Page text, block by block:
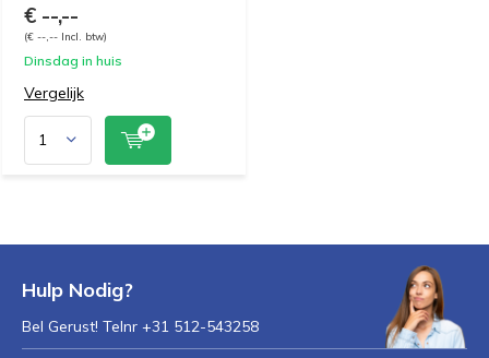
€ --,--
(€ --,-- Incl. btw)
Dinsdag in huis
Vergelijk
Hulp Nodig?
Bel Gerust! Telnr +31 512-543258